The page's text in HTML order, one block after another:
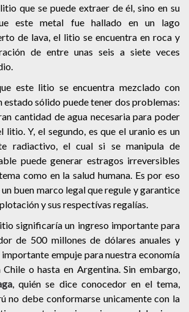
que se puede extraer de él, sino en su
este metal fue hallado en un lago
de lava, el litio se encuentra en roca y
de entre unas seis a siete veces
este litio se encuentra mezclado con
estado sólido puede tener dos problemas:
cantidad de agua necesaria para poder
litio. Y, el segundo, es que el uranio es un
radiactivo, el cual si se manipula de
puede generar estragos irreversibles
como en la salud humana. Es por eso
buen marco legal que regule y garantice
y sus respectívas regalías.
significaría un ingreso importante para
de 500 millones de dólares anuales y
empuje para nuestra economía
o hasta en Argentina. Sin embargo,
, quién se dice conocedor en el tema,
no debe conformarse unicamente con la